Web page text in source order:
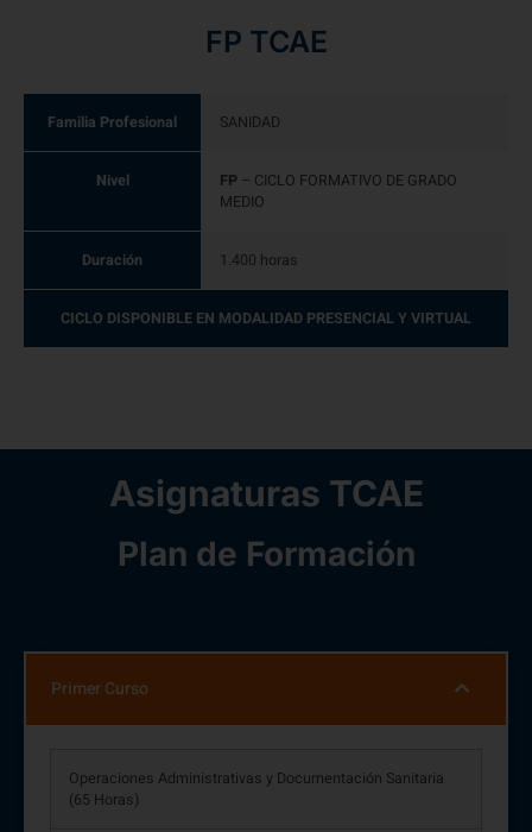
FP TCAE
Familia Profesional SANIDAD
Nivel FP – CICLO FORMATIVO DE GRADO
MEDIO
Duración 1.400 horas
CICLO DISPONIBLE EN MODALIDAD PRESENCIAL Y VIRTUAL
Asignaturas TCAE
Plan de Formación
Primer Curso
Operaciones Administrativas y Documentación Sanitaria
(65 Horas)